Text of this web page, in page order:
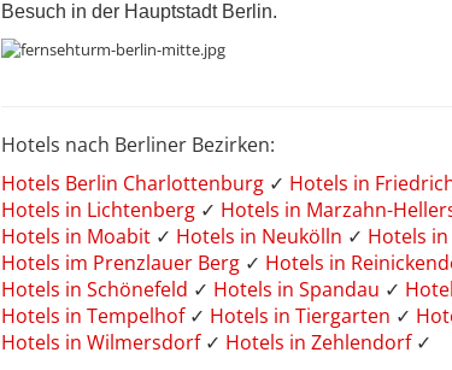
Besuch in der Hauptstadt Berlin.
Hotels nach Berliner Bezirken:
Hotels Berlin Charlottenburg ✓ Hotels in
Hotels in Lichtenberg ✓ Hotels in Marzahn-
Hotels in Moabit ✓ Hotels in Neukölln ✓ Hotels
Hotels im Prenzlauer Berg ✓ Hotels in
Hotels in Schönefeld ✓ Hotels in Spandau ✓
Hotels in Tempelhof ✓ Hotels in Tiergarten ✓
Hotels in Wilmersdorf ✓ Hotels in Zehlendorf✓